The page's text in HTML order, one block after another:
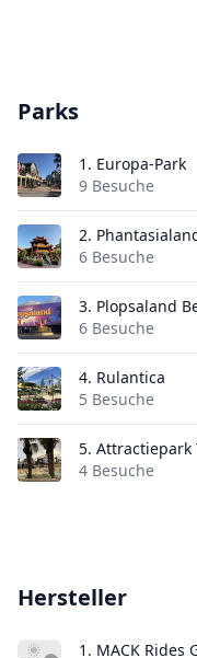
Parks
1. Europa-Park
9 Besuche
2.
6 Besuche
3. Plopsaland
6 Besuche
4. Rulantica
5 Besuche
5. Attractiepark
4 Besuche
Hersteller
1. MACK Rides